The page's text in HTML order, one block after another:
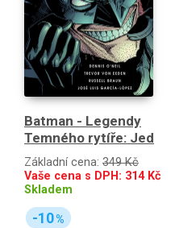
Batman - Legendy
Temného rytíře: Jed
Základní cena: 349 Kč
Vaše cena s DPH: 314Kč
Skladem
-10%